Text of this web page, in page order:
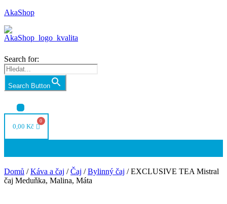
AkaShop
Search for:
Search Button
Nabídka
0,00 Kč
Domů /Káva a čaj /Čaj /Bylinný čaj / EXCLUSIVE TEA Mistral
čaj Meduňka, Malina, Máta